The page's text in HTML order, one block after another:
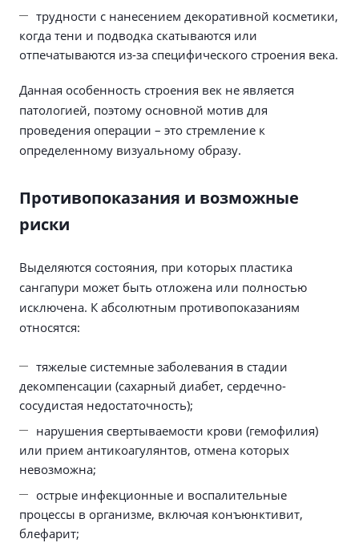
трудности с нанесением декоративной косметики,
когда тени и подводка скатываются или
отпечатываются из-за специфического строения века.
Данная особенность строения век не является
патологией, поэтому основной мотив для
проведения операции – это стремление к
определенному визуальному образу.
Противопоказания и возможные
риски
Выделяются состояния, при которых пластика
сангапури может быть отложена или полностью
исключена. К абсолютным противопоказаниям
относятся:
тяжелые системные заболевания в стадии
декомпенсации (сахарный диабет, сердечно-
сосудистая недостаточность);
нарушения свертываемости крови (гемофилия)
или прием антикоагулянтов, отмена которых
невозможна;
острые инфекционные и воспалительные
процессы в организме, включая конъюнктивит,
блефарит;